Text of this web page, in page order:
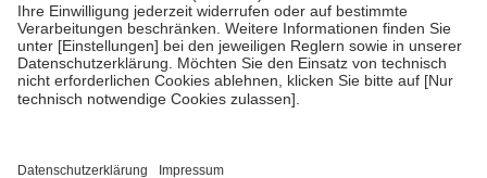
• Untersuchungen zur Vorsorge und Früherkennung, die von der
GKV getragen werden
• empfohlenen Schutzimpfungen
• Harn- und Blutteststreifen
getroffen, um sicherzustellen, dass es sich um echte Bewertungen